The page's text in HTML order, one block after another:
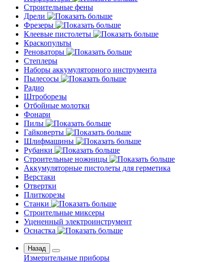
Строительные фены
Дрели
Фрезеры
Клеевые пистолеты
Краскопульты
Реноваторы
Степлеры
Наборы аккумуляторного инструмента
Пылесосы
Радио
Штроборезы
Отбойные молотки
Фонари
Пилы
Гайковерты
Шлифмашины
Рубанки
Строительные ножницы
Аккумуляторные пистолеты для герметика
Верстаки
Отвертки
Плиткорезы
Станки
Строительные миксеры
Уцененный электроинструмент
Оснастка
Назад
Измерительные приборы